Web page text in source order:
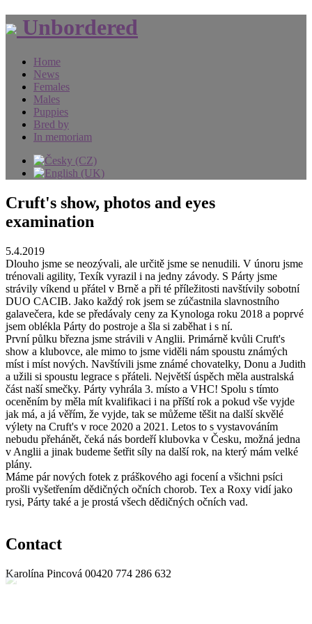
Unbordered
Home
News
Females
Males
Puppies
Bred by
In memoriam
Cruft's show, photos and eyes
examination
5.4.2019
Dlouho jsme se neozývali, ale určitě jsme se nenudili. V únoru jsme
trénovali agility, Texík vyrazil i na jedny závody. S Párty jsme
strávily víkend u přátel v Brně a při té příležitosti navštívily sobotní
DUO CACIB. Jako každý rok jsem se zúčastnila slavnostního
galavečera, kde se předávaly ceny za Kynologa roku 2018 a poprvé
jsem oblékla Párty do postroje a šla si zaběhat i s ní.
První půlku března jsme strávili v Anglii. Primárně kvůli Cruft's
show a klubovce, ale mimo to jsme viděli nám spoustu známých
míst i míst nových. Navštívili jsme známé chovatelky, Donu a Judith
a užili si spoustu legrace s přáteli. Největší úspěch měla australská
část naší smečky. Párty vyhrála 3. místo a VHC! Spolu s tímto
oceněním by měla mít kvalifikaci i na příští rok a pokud vše vyjde
jak má, a já věřím, že vyjde, tak se můžeme těšit na další skvělé
výlety na Cruft's v roce 2020 a 2021. Letos to s vystavováním
nebudu přehánět, čeká nás bordeří klubovka v Česku, možná jedna
v Anglii a jinak budeme šetřit síly na další rok, na který mám velké
plány.
Máme pár nových fotek z práškového agi focení a všichni psíci
prošli vyšetřením dědičných očních chorob. Tex a Roxy vidí jako
rysi, Párty také a je prostá všech dědičných očních vad.
Contact
Karolína Pincová 00420 774 286 632